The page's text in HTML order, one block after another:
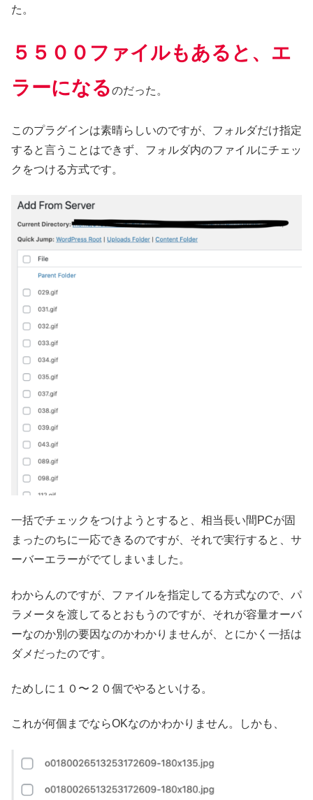
た。
５５００ファイルもあると、エ
ラーになるのだった。
このプラグインは素晴らしいのですが、フォルダだけ指定
すると言うことはできず、フォルダ内のファイルにチェッ
クをつける方式です。
一括でチェックをつけようとすると、相当長い間PCが固
まったのちに一応できるのですが、それで実行すると、サ
ーバーエラーがでてしまいました。
わからんのですが、ファイルを指定してる方式なので、パ
ラメータを渡してるとおもうのですが、それが容量オーバ
ーなのか別の要因なのかわかりませんが、とにかく一括は
ダメだったのです。
ためしに１０〜２０個でやるといける。
これが何個までならOKなのかわかりません。しかも、